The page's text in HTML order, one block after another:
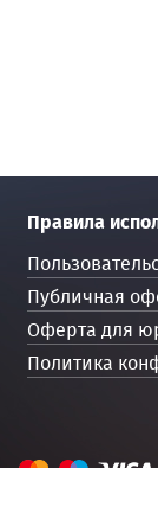
Правила
Публичная
Оферта для
Политика